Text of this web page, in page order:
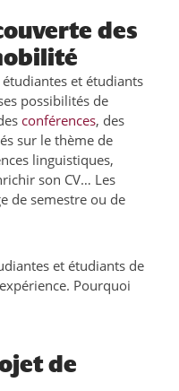
des
et étudiants
possibilités de
conférences, des
sur le thème de
linguistiques,
son CV… Les
de semestre ou de
et étudiants de
Pourquoi
de